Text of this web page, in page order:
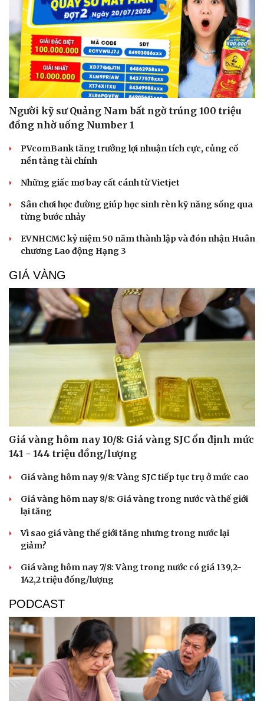
Người kỹ sư Quảng Nam bất ngờ trúng 100 triệu
đồng nhờ uống Number 1
PVcomBank tăng trưởng lợi nhuận tích cực, củng cố
nền tảng tài chính
Những giấc mơ bay cất cánh từ Vietjet
Sân chơi học đường giúp học sinh rèn kỹ năng sống qua
từng bước nhảy
EVNHCMC kỷ niệm 50 năm thành lập và đón nhận Huân
chương Lao động Hạng 3
GIÁ VÀNG
Giá vàng hôm nay 10/8: Giá vàng SJC ổn định mức
141 - 144 triệu đồng/lượng
Giá vàng hôm nay 9/8: Vàng SJC tiếp tục trụ ở mức cao
Giá vàng hôm nay 8/8: Giá vàng trong nước và thế giới
lại tăng
Vì sao giá vàng thế giới tăng nhưng trong nước lại
giảm?
Giá vàng hôm nay 7/8: Vàng trong nước có giá 139,2-
142,2 triệu đồng/lượng
PODCAST